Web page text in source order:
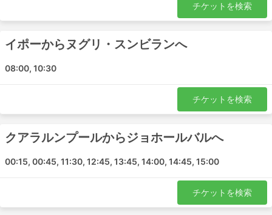
Star Coach Express のバスは多くの路線を運行していま
す。ここでは最も人気のある路線のリストを紹介します。:
クアラルンプール - シンガポール
イポー - シンガポール
イポー - ヌグリ・スンビラン
イポー - ジョホールバル
チケットを検索
イポーからヌグリ・スンビランへ
08:00, 10:30
チケットを検索
クアラルンプールからジョホールバルへ
00:15, 00:45, 11:30, 12:45, 13:45, 14:00, 14:45, 15:00
チケットを検索